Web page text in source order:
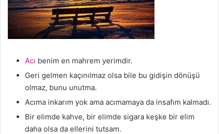
Acı benim en mahrem yerimdir.
Geri gelmen kaçınılmaz olsa bile bu gidişin dönüşü
olmaz, bunu unutma.
Acıma inkarım yok ama acımamaya da insafım kalmadı.
Bir elimde kahve, bir elimde sigara keşke bir elim
daha olsa da ellerini tutsam.